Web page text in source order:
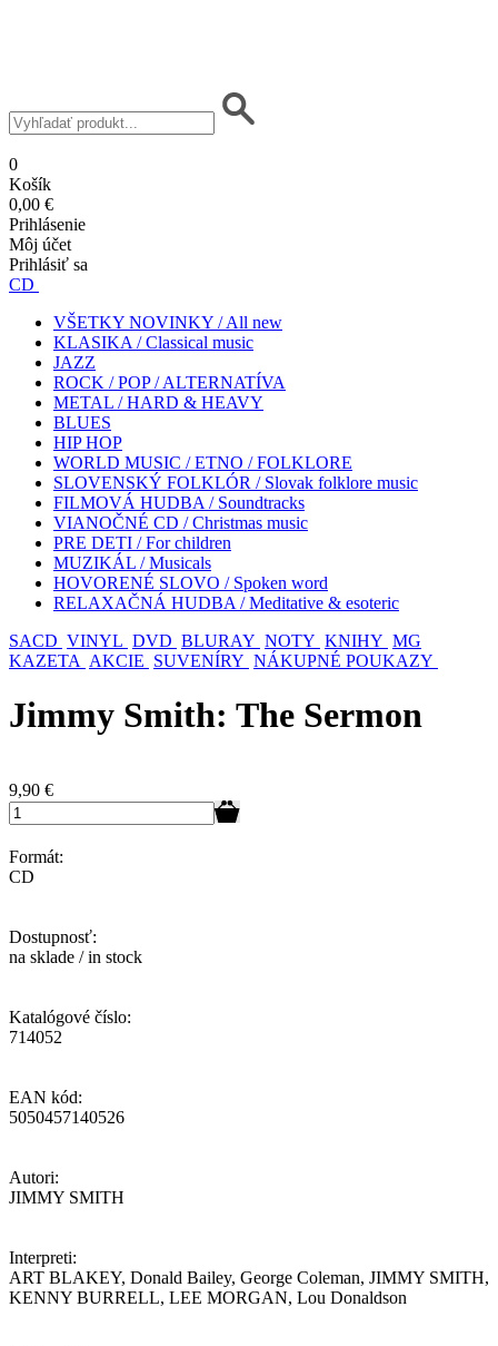
0
Košík
0,00 €
Prihlásenie
Môj účet
Prihlásiť sa
CD
VŠETKY NOVINKY / All new
KLASIKA / Classical music
JAZZ
ROCK / POP / ALTERNATÍVA
METAL / HARD & HEAVY
BLUES
HIP HOP
WORLD MUSIC / ETNO / FOLKLORE
SLOVENSKÝ FOLKLÓR / Slovak folklore music
FILMOVÁ HUDBA / Soundtracks
VIANOČNÉ CD / Christmas music
PRE DETI / For children
MUZIKÁL / Musicals
HOVORENÉ SLOVO / Spoken word
RELAXAČNÁ HUDBA / Meditative & esoteric
SACD VINYL DVD BLURAY NOTY KNIHY MG
KAZETA AKCIE SUVENÍRY NÁKUPNÉ POUKAZY
Jimmy Smith: The Sermon
9,90 €
Formát:
CD
Dostupnosť:
na sklade / in stock
Katalógové číslo:
714052
EAN kód:
5050457140526
Autori:
JIMMY SMITH
Interpreti:
ART BLAKEY, Donald Bailey, George Coleman, JIMMY SMITH,
KENNY BURRELL, LEE MORGAN, Lou Donaldson